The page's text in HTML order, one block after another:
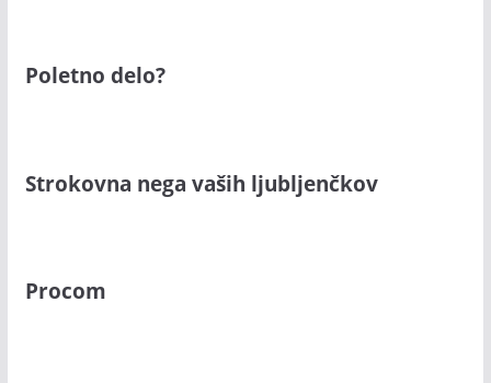
Poletno delo?
Strokovna nega vaših ljubljenčkov
Procom